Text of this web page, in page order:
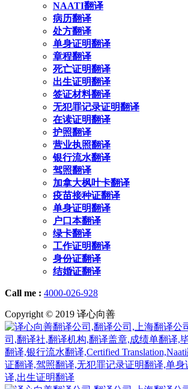
NAATI翻译
病历翻译
处方翻译
单身证明翻译
章程翻译
死亡证明翻译
出生证明翻译
签证材料翻译
无犯罪记录证明翻译
在读证明翻译
护照翻译
营业执照翻译
银行流水翻译
驾照翻译
加拿大枫叶卡翻译
疫苗接种证翻译
单身证明翻译
户口本翻译
绿卡翻译
工作证明翻译
身份证翻译
结婚证翻译
Call me : 4000-026-928
Copyright © 2019 译心向善